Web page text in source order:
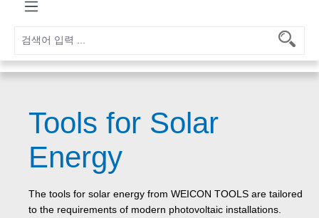
Tools for Solar
Energy
The tools for solar energy from WEICON TOOLS are tailored
to the requirements of modern photovoltaic installations.